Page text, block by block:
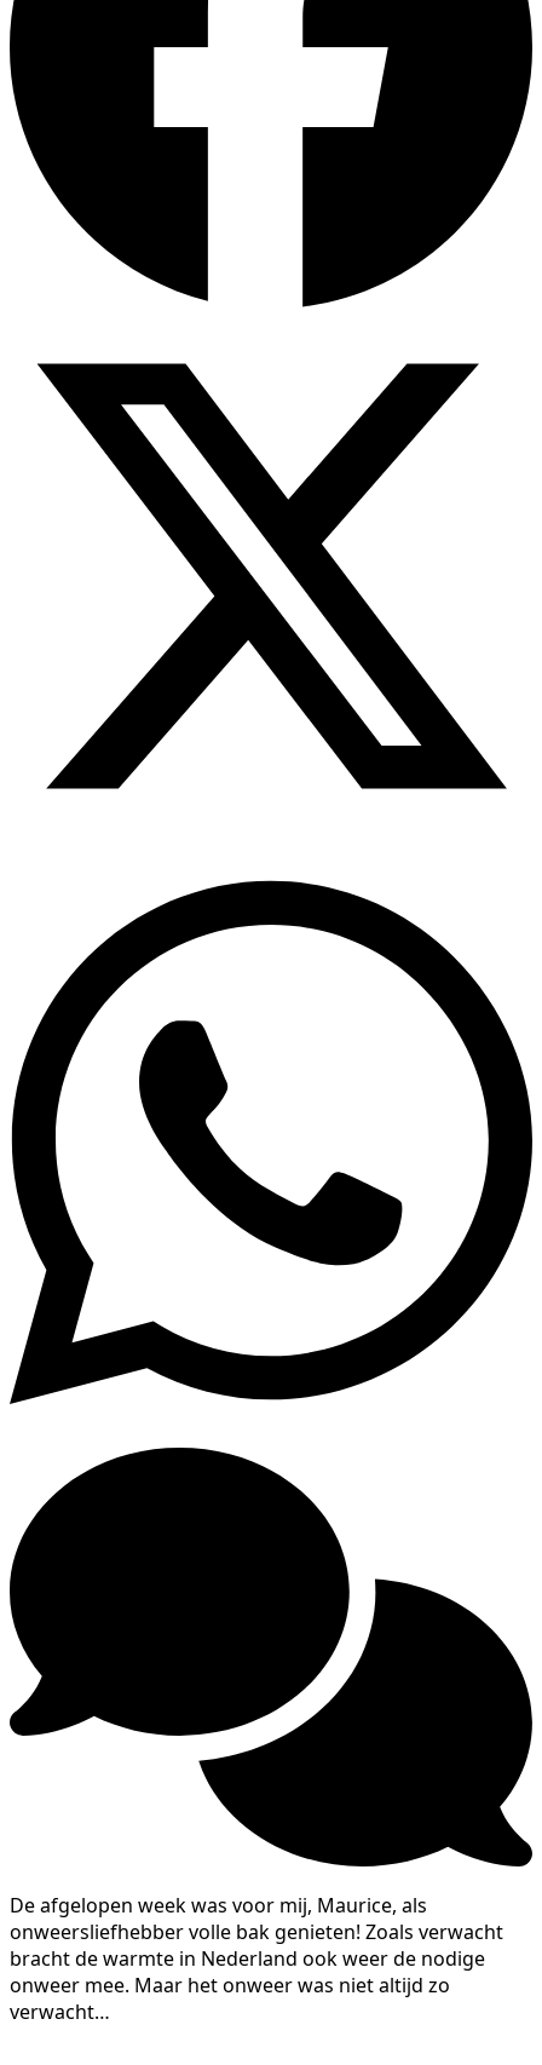
De afgelopen week was voor mij, Maurice, als
onweersliefhebber volle bak genieten! Zoals verwacht
bracht de warmte in Nederland ook weer de nodige
onweer mee. Maar het onweer was niet altijd zo
verwacht…